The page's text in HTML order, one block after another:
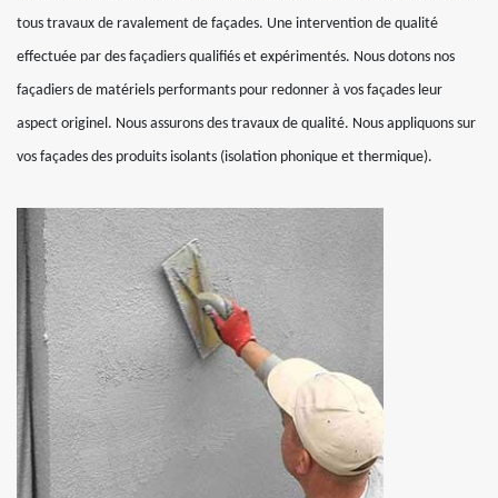
tous travaux de ravalement de façades. Une intervention de qualité
effectuée par des façadiers qualifiés et expérimentés. Nous dotons nos
façadiers de matériels performants pour redonner à vos façades leur
aspect originel. Nous assurons des travaux de qualité. Nous appliquons sur
vos façades des produits isolants (isolation phonique et thermique).